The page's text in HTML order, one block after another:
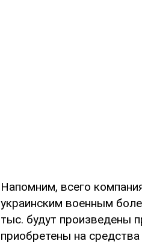
Напомним, всего
украинским военным
тыс. будут произведены
приобретены на